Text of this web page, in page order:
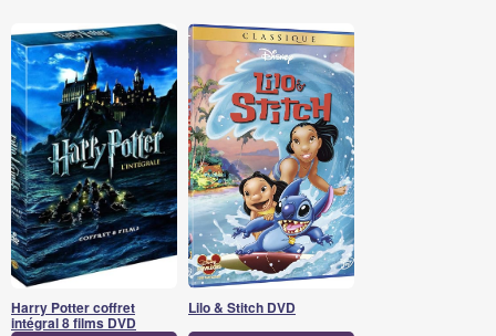
Harry Potter coffret
intégral 8 films DVD
Lilo & Stitch DVD